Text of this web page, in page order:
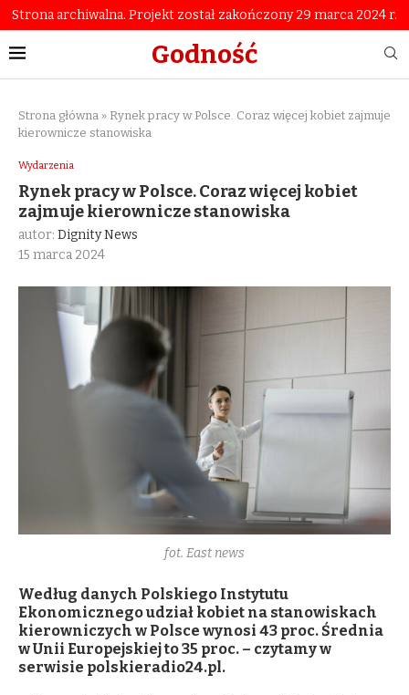
Strona archiwalna. Projekt został zakończony 29 marca 2024 r.
Godność
Strona główna » Rynek pracy w Polsce. Coraz więcej kobiet zajmuje
kierownicze stanowiska
Wydarzenia
Rynek pracy w Polsce. Coraz więcej kobiet
zajmuje kierownicze stanowiska
autor: Dignity News
15 marca 2024
fot. East news
Według danych Polskiego Instytutu
Ekonomicznego udział kobiet na stanowiskach
kierowniczych w Polsce wynosi 43 proc. Średnia
w Unii Europejskiej to 35 proc. – czytamy w
serwisie polskieradio24.pl.